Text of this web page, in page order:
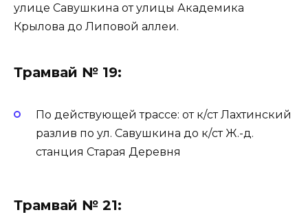
улице Савушкина от улицы Академика
Крылова до Липовой аллеи.
Трамвай № 19:
По действующей трассе: от к/ст Лахтинский
разлив по ул. Савушкина до к/ст Ж.-д.
станция Старая Деревня
Трамвай № 21: